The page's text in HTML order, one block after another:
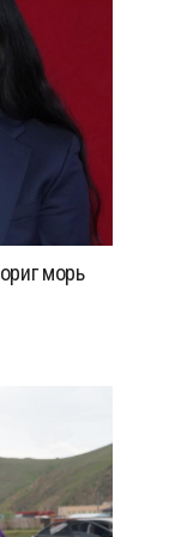
103
морь